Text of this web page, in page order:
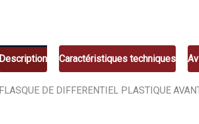
Description Caractéristiques techniques
FLASQUE DE DIFFERENTIEL PLASTIQUE